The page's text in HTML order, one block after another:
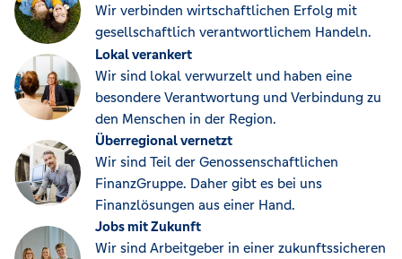
Wir verbinden wirtschaftlichen Erfolg mit
gesellschaftlich verantwortlichem Handeln.
Lokal verankert
Wir sind lokal verwurzelt und haben eine
besondere Verantwortung und Verbindung zu
den Menschen in der Region.
Überregional vernetzt
Wir sind Teil der Genossenschaftlichen
FinanzGruppe. Daher gibt es bei uns
Finanzlösungen aus einer Hand.
Jobs mit Zukunft
Wir sind Arbeitgeber in einer zukunftssicheren